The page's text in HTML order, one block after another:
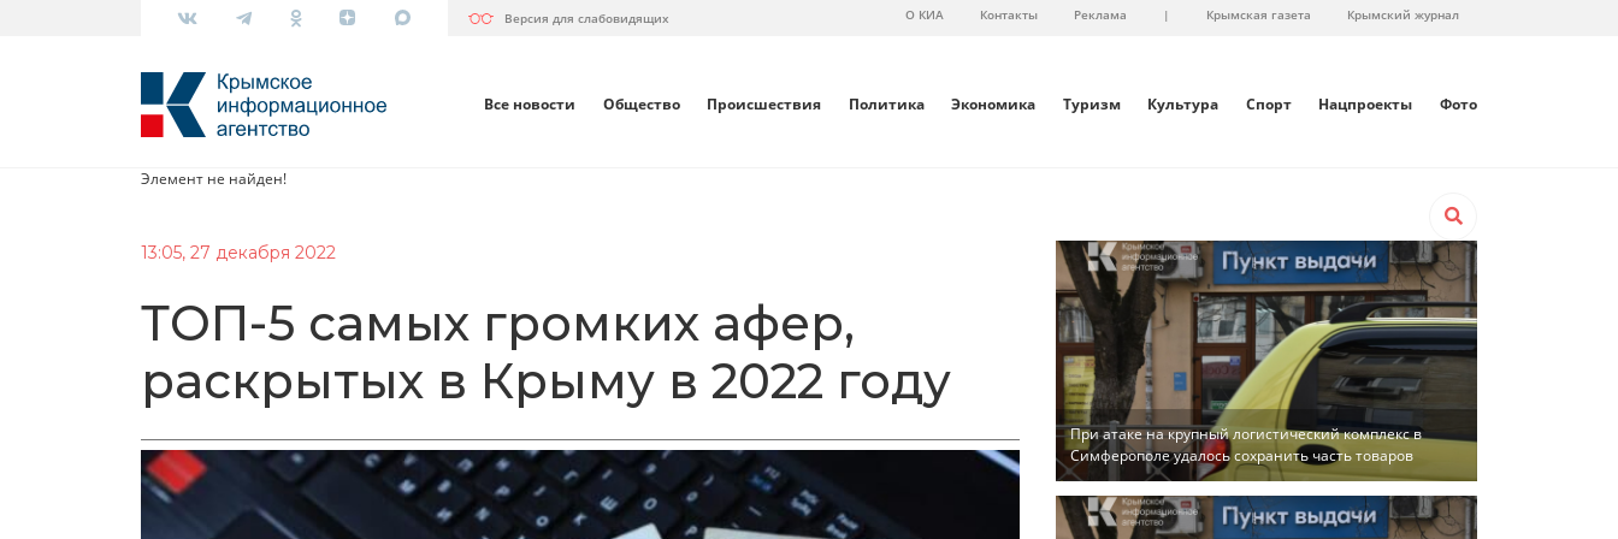
Версия для слабовидящих О КИА Контакты Реклама | Крымская газета Крымский журнал
Все новости Общество Происшествия Политика Экономика Туризм Культура Спорт Нацпроекты Фото
Элемент не найден!
13:05, 27 декабря 2022
ТОП-5 самых громких афер,
раскрытых в Крыму в 2022 году
При атаке на крупный логистический комплекс в
Симферополе удалось сохранить часть товаров